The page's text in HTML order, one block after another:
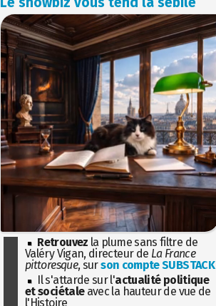
Retrouvez la plume sans filtre de
Valéry Vigan, directeur de La France
pittoresque, surson compte SUBSTACK
Il s'attarde sur l'actualité politique
et sociétaleavec la hauteur de vue de
l'Histoire